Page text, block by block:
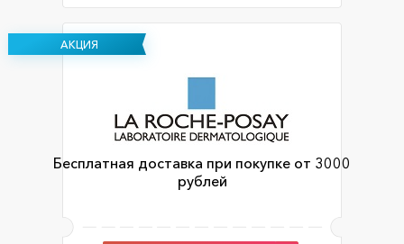
АКЦИЯ
Бесплатная доставка при покупке от 3000
рублей